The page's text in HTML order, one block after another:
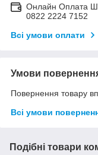
Онлайн Оплата
0822 2224 7152
Всі умови оплати
Умови
Повернення товару
Всі умови
Подібні товари